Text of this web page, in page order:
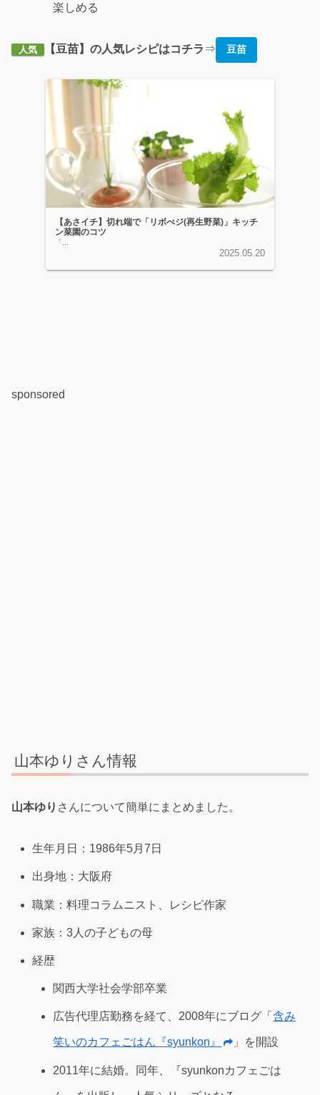
楽しめる
人気 【豆苗】の人気レシピはコチラ ⇒ 豆苗
【あさイチ】切れ端で「リボべジ(再生野菜)」キッチ
ン菜園のコツ
「...
2025.05.20
sponsored
山本ゆりさん情報
山本ゆり さんについて簡単にまとめました。
生年月日：1986年5月7日
出身地：大阪府
職業：料理コラムニスト、レシピ作家
家族：3人の子どもの母
経歴
関西大学社会学部卒業
広告代理店勤務を経て、2008年にブログ「含み
笑いのカフェごはん『syunkon』 」を開設
2011年に結婚。同年、『syunkonカフェごは